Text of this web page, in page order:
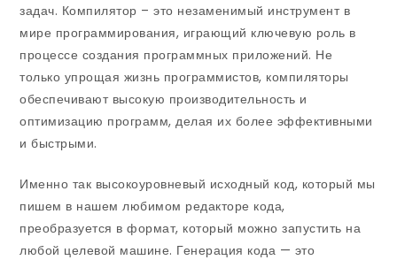
задач. Компилятор – это незаменимый инструмент в
мире программирования, играющий ключевую роль в
процессе создания программных приложений. Не
только упрощая жизнь программистов, компиляторы
обеспечивают высокую производительность и
оптимизацию программ, делая их более эффективными
и быстрыми.
Именно так высокоуровневый исходный код, который мы
пишем в нашем любимом редакторе кода,
преобразуется в формат, который можно запустить на
любой целевой машине. Генерация кода — это